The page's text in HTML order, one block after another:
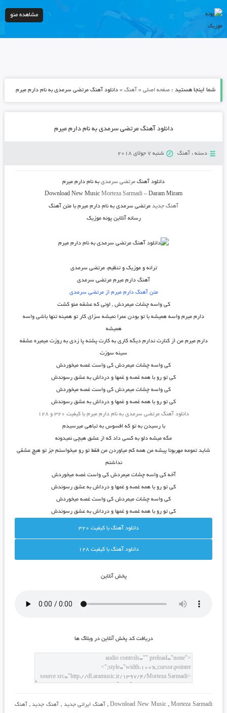
مشاهده منو
شما اینجا هستید : صفحه اصلی» آهنگ» دانلود آهنگ مرتضی سرمدی به نام دارم میرم
دانلود آهنگ مرتضی سرمدی به نام دارم میرم
دسته : آهنگ شنبه 7 جولای 2018
دانلود آهنگ مرتضی سرمدیبه نام دارم میرم
Download New MusicMorteza Sarmadi –Daram Miram
آهنگ جدیدمرتضی سرمدی به نام دارم میرم با متن آهنگ
رسانه آنلاین پونه موزیک
ترانه و موزیک و تنظیم: مرتضی سرمدی
آهنگ دارم میرم مرتضی سرمدی
متن آهنگ دارم میرم از مرتضی سرمدی
کی واسه چشات میمردش , اونی که عشقه منو کشت
دارم میرم واسه همیشه با تو بودن عمرا نمیشه سزای کار تو همینه تنها باشی واسه
همیشه
دارم میرم من از کنارت ندارم دیگه کاری به کارت پشته پا زدی به روزت میمیره عشقه
سینه سوزت
کی واسه چشات میمردش کی واست غصه میخوردش
کی تو رو با همه غصه و غمها و درداش به عشق رسوندش
کی واسه چشات میمردش کی واست غصه میخوردش
کی تو رو با همه غصه و غمها و درداش به عشق رسوندش
دانلود آهنگ مرتضی سرمدی به نام دارم میرم با کیفیت ۳۲۰ و ۱۲۸
با رسیدن به تو که افسوس به تباهی میرسیدم
مگه میشه دلو به کسی داد که از عشق هیچی نمیدونه
شاید تمومه مهربونا پیشه من همه کم میاوردن من فقط تو رو میخواستم جز تو هیچ عشقی
نداشتم
آخه کی واسه چشات میمردش کی واست غصه میخوردش
کی تو رو با همه غصه و غمها و درداش به عشق رسوندش
کی واسه چشات میمردش کی واست غصه میخوردش
کی تو رو با همه غصه و غمها و درداش به عشق رسوندش
دانلود آهنگ با کيفيت 320
دانلود آهنگ با کيفيت 128
پخش آنلاين
دريافت کد پخش آنلاين در وبلاگ ها
Download New Music,Morteza Sarmadi
, آهنگ ایرانی جدید , آهنگ جدید, آهنگ